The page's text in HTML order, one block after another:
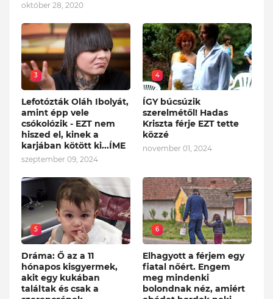
október 28, 2020
3
Lefotózták Oláh Ibolyát,
amint épp vele
csókolózik - EZT nem
hiszed el, kinek a
karjában kötött ki...ÍME
szeptember 09, 2024
4
ÍGY búcsúzik
szerelmétől! Hadas
Kriszta férje EZT tette
közzé
november 01, 2024
5
Dráma: Ő az a 11
hónapos kisgyermek,
akit egy kukában
találtak és csak a
6
Elhagyott a férjem egy
fiatal nőért. Engem
meg mindenki
bolondnak néz, amiért